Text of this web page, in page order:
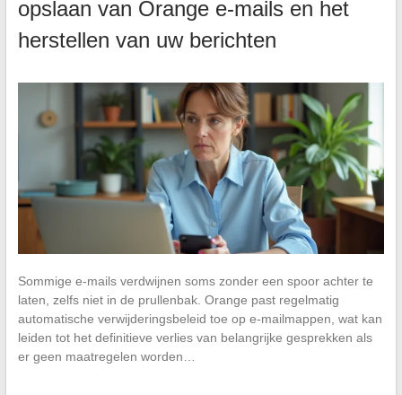
opslaan van Orange e-mails en het
herstellen van uw berichten
Sommige e-mails verdwijnen soms zonder een spoor achter te
laten, zelfs niet in de prullenbak. Orange past regelmatig
automatische verwijderingsbeleid toe op e-mailmappen, wat kan
leiden tot het definitieve verlies van belangrijke gesprekken als
er geen maatregelen worden…